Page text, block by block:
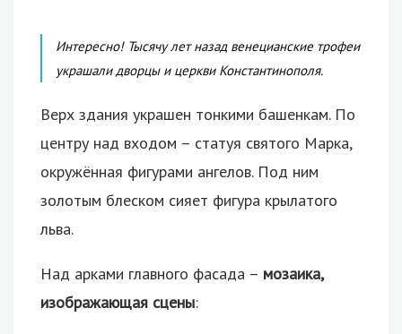
Интересно! Тысячу лет назад венецианские трофеи
украшали дворцы и церкви Константинополя.
Верх здания украшен тонкими башенкам. По
центру над входом – статуя святого Марка,
окружённая фигурами ангелов. Под ним
золотым блеском сияет фигура крылатого
льва.
Над арками главного фасада – мозаика,
изображающая сцены: